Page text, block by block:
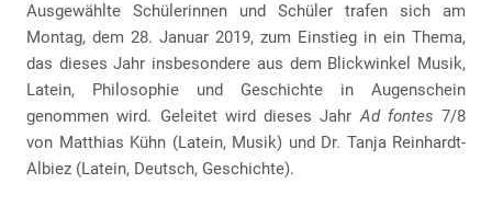
Ausgewählte Schülerinnen und Schüler trafen sich am
Montag, dem 28. Januar 2019, zum Einstieg in ein Thema,
das dieses Jahr insbesondere aus dem Blickwinkel Musik,
Latein, Philosophie und Geschichte in Augenschein
genommen wird. Geleitet wird dieses JahrAd fontes 7/8
von Matthias Kühn (Latein, Musik) und Dr. Tanja Reinhardt-
Albiez (Latein, Deutsch, Geschichte).